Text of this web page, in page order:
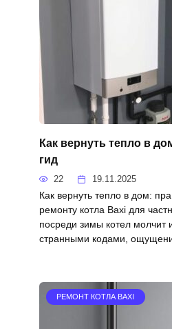
Как вернуть тепло в
гид
22 19.11.2025
Как вернуть тепло в дом:
ремонту котла Baxi для
посреди зимы котел молчит
странными кодами,
РЕМОНТ КОТЛА BAXI